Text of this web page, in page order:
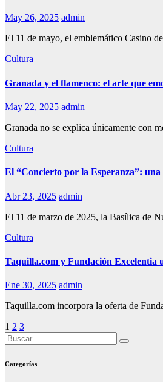
May 26, 2025 admin
El 11 de mayo, el emblemático Casino
Cultura
Granada y el flamenco: el arte que
May 22, 2025 admin
Granada no se explica únicamente con
Cultura
El “Concierto por la Esperanza”: una
Abr 23, 2025 admin
El 11 de marzo de 2025, la Basílica de
Cultura
Taquilla.com y Fundación Excelentia
Ene 30, 2025 admin
Taquilla.com incorpora la oferta de
Paginación
de
entradas
1 2 3
Categorías